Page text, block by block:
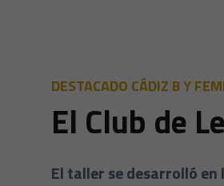
DESTACADO CÁDIZ B Y
El Club de
El taller se desarrolló